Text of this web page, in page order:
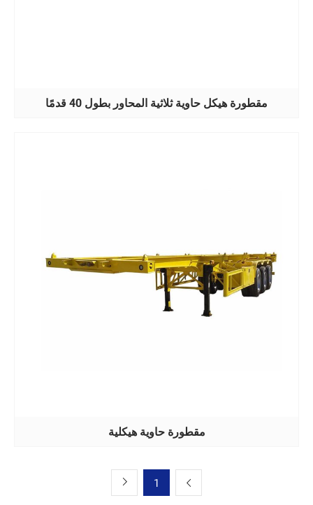
مقطورة هيكل حاوية ثلاثية المحاور بطول 40 قدمًا
مقطورة حاوية هيكلية
1